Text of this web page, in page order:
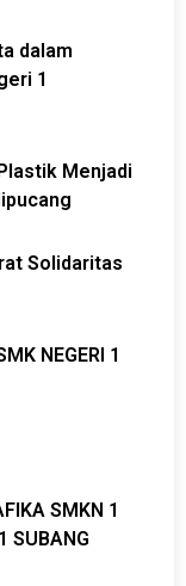
dalam
1
Menjadi
Solidaritas
NEGERI 1
SMKN 1
SUBANG